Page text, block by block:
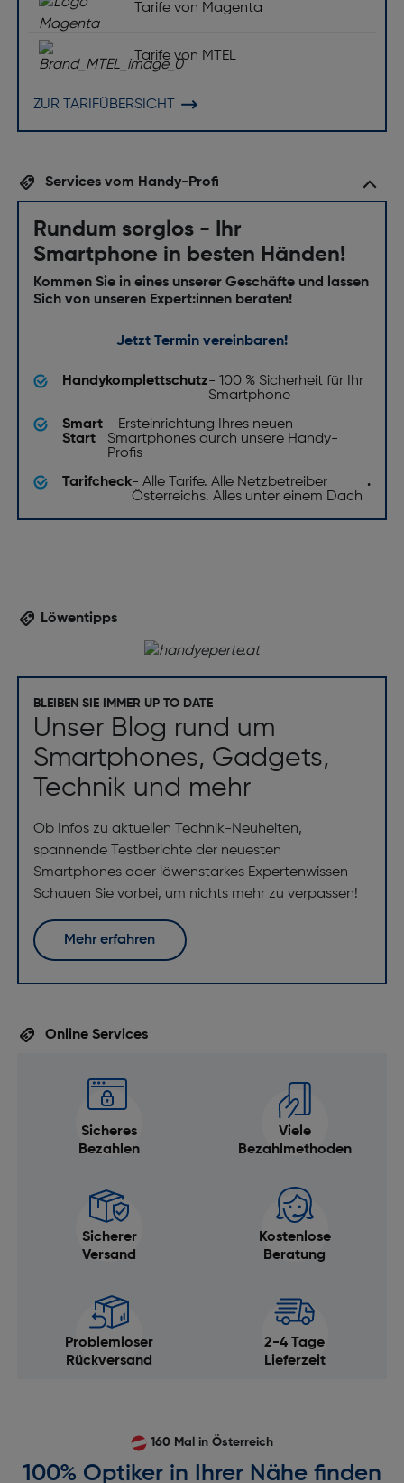
Tarife von Magenta
Tarife von MTEL
ZUR TARIFÜBERSICHT
Services vom Handy-Profi
Rundum sorglos - Ihr
Smartphone in besten Händen!
Kommen Sie in eines unserer Geschäfte und lassen
Sich von unseren Expert:innen beraten!
Jetzt Termin vereinbaren!
Handykomplettschutz- 100 % Sicherheit für Ihr
Smartphone
Smart
Start
- Ersteinrichtung Ihres neuen
Smartphones durch unsere Handy-
Profis
Tarifcheck- Alle Tarife. Alle Netzbetreiber
Österreichs. Alles unter einem Dach
.
Löwentipps
BLEIBEN SIE IMMER UP TO DATE
Unser Blog rund um
Smartphones, Gadgets,
Technik und mehr
Ob Infos zu aktuellen Technik-Neuheiten,
spannende Testberichte der neuesten
Smartphones oder löwenstarkes Expertenwissen –
Schauen Sie vorbei, um nichts mehr zu verpassen!
Mehr erfahren
Online Services
Sicheres
Bezahlen
Viele
Bezahlmethoden
Sicherer
Versand
Kostenlose
Beratung
Problemloser
Rückversand
2-4 Tage
Lieferzeit
160 Mal in Österreich
100% Optiker in Ihrer Nähe finden